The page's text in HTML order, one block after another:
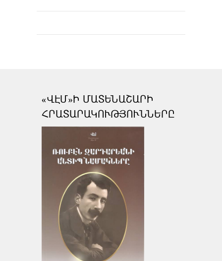
«ՎԷՄ»Ի ՄԱՏԵՆԱՇԱՐԻ
ՀՐԱՏԱՐԱԿՈՒԹՅՈՒՆՆԵՐԸ